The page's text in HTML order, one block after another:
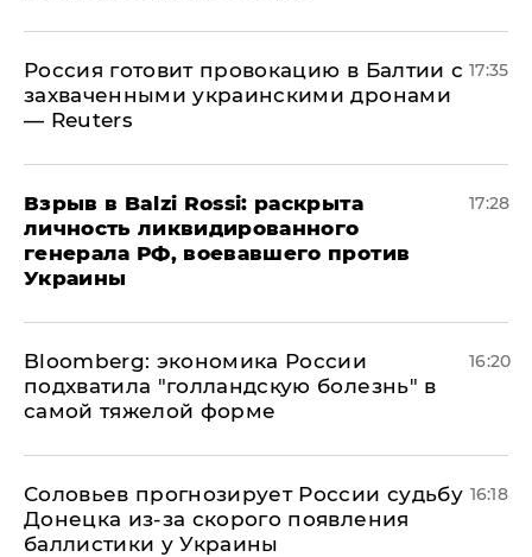
​Россия готовит провокацию в Балтии с
захваченными украинскими дронами
— Reuters
17:35
​Взрыв в Balzi Rossi: раскрыта
личность ликвидированного
генерала РФ, воевавшего против
Украины
17:28
Bloomberg: экономика России
подхватила "голландскую болезнь" в
самой тяжелой форме
16:20
Соловьев прогнозирует России судьбу
Донецка из-за скорого появления
баллистики у Украины
16:18